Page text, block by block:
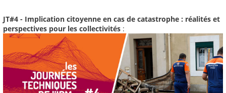
JT#4 - Implication citoyenne en cas de catastrophe : réalités et
perspectives pour les collectivités :